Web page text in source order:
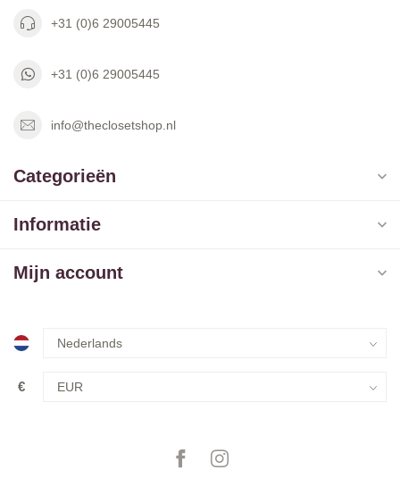
+31 (0)6 29005445
+31 (0)6 29005445
info@theclosetshop.nl
Categorieën
Informatie
Mijn account
€